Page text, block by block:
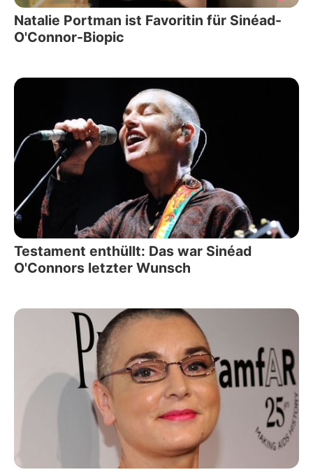
Natalie Portman ist Favoritin für Sinéad-
O'Connor-Biopic
Testament enthüllt: Das war Sinéad
O'Connors letzter Wunsch